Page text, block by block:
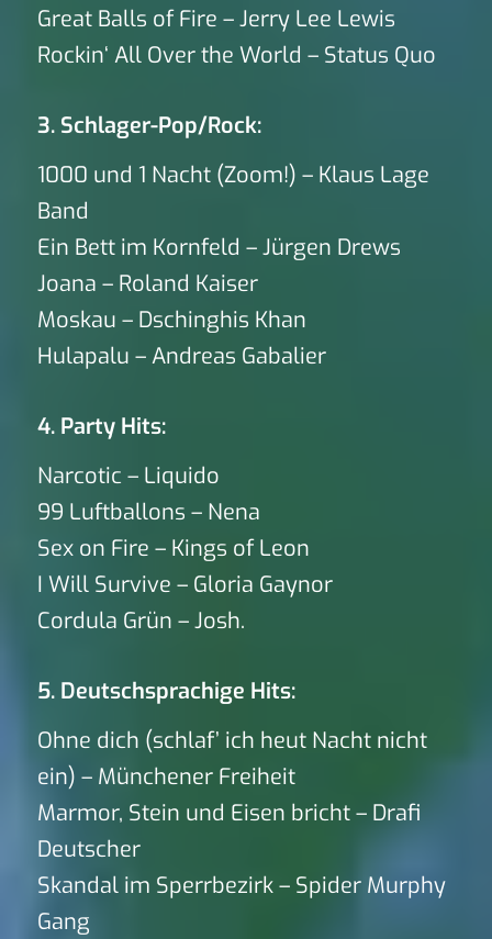
Great Balls of Fire – Jerry Lee Lewis
Rockin‘ All Over the World – Status Quo
3. Schlager-Pop/Rock:
1000 und 1 Nacht (Zoom!) – Klaus Lage
Band
Ein Bett im Kornfeld – Jürgen Drews
Joana – Roland Kaiser
Moskau – Dschinghis Khan
Hulapalu – Andreas Gabalier
4. Party Hits:
Narcotic – Liquido
99 Luftballons – Nena
Sex on Fire – Kings of Leon
I Will Survive – Gloria Gaynor
Cordula Grün – Josh.
5. Deutschsprachige Hits:
Ohne dich (schlaf’ ich heut Nacht nicht
ein) – Münchener Freiheit
Marmor, Stein und Eisen bricht – Drafi
Deutscher
Skandal im Sperrbezirk – Spider Murphy
Gang